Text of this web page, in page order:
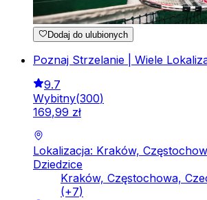
Dodaj do ulubionych
Poznaj Strzelanie | Wiele
9.7
Wybitny(300)
169,99 zł
Lokalizacja: Kraków,
Dziedzice
Kraków, Częstochowa,
(+7)